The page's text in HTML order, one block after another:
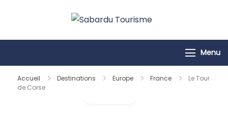
Tourisme
Menu
Accueil Destinations Europe France
Le Tour
de Corse